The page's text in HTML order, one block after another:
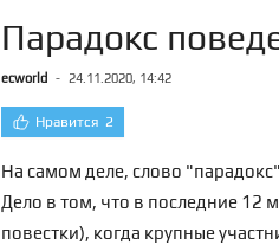
Парадокс
ecworld - 24.11.2020, 14:42
Нравится 2
На самом деле, слово
Дело в том, что в последние 12
повестки), когда крупные